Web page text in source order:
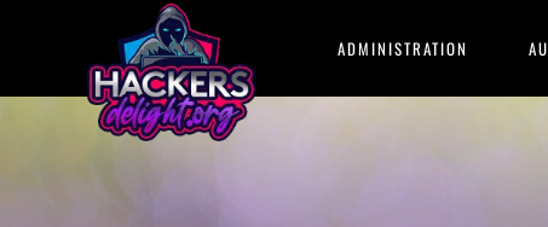
HACKERSdelightADMINISTRATION